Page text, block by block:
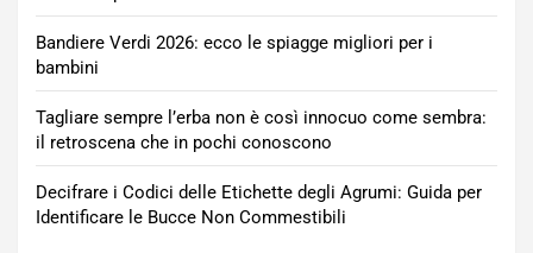
Bandiere Verdi 2026: ecco le spiagge migliori per i
bambini
Tagliare sempre l’erba non è così innocuo come sembra:
il retroscena che in pochi conoscono
Decifrare i Codici delle Etichette degli Agrumi: Guida per
Identificare le Bucce Non Commestibili